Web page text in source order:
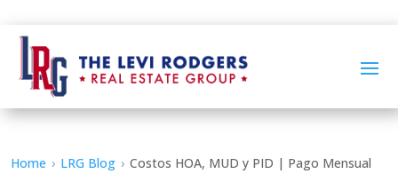
Home › LRG Blog › Costos HOA, MUD y PID | Pago Mensual